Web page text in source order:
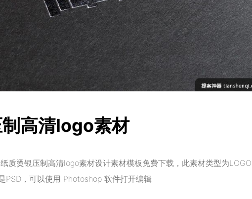
高清logo素材
质烫银压制高清logo素材设计素材模板免费下载，此素材类型为LOGO
PSD，可以使用 Photoshop 软件打开编辑